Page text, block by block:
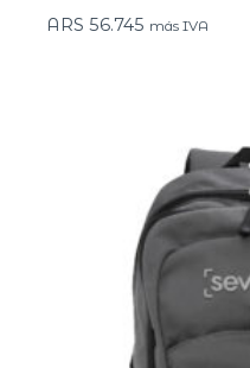
ARS 56.745 más IVA